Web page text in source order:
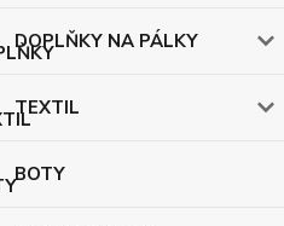
DOPLŇKY NA PÁLKY
TEXTIL
BOTY